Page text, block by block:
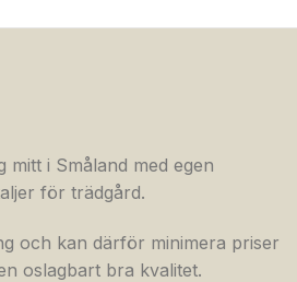
849 kr
mitt i Småland med egen
för trädgård.
och kan därför minimera priser
oslagbart bra kvalitet.